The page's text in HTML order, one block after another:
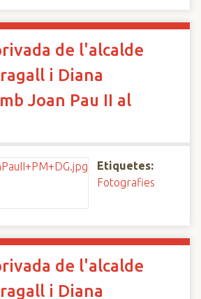
de l'alcalde
i Diana
Joan Pau II al
Etiquetes:
Fotografies
de l'alcalde
i Diana